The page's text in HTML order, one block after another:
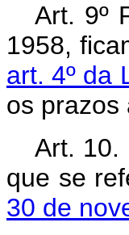
Art. 9º
1958,
art. 4º da
os prazos
Art. 10.
que se
30 de